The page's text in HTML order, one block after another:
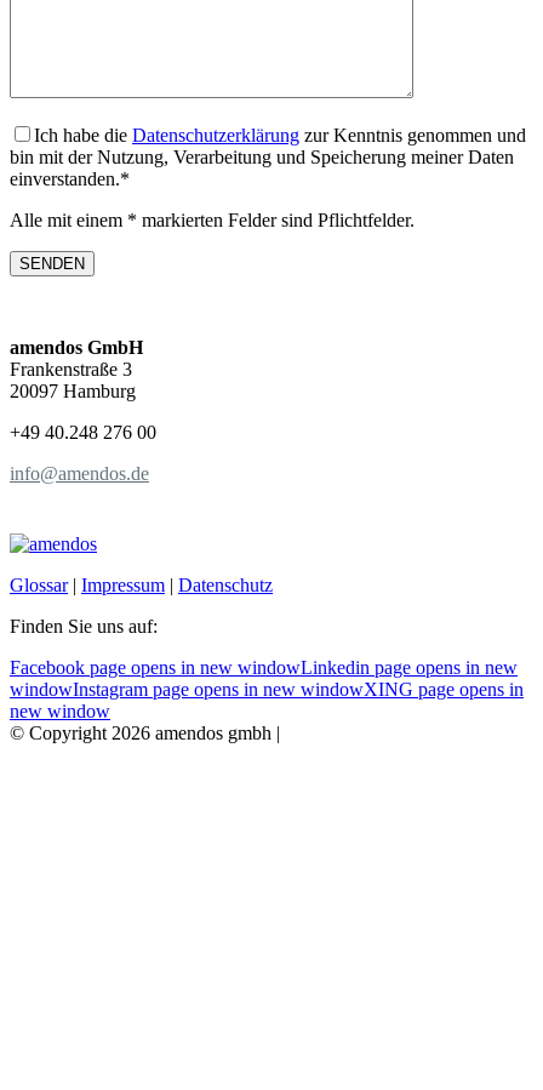
Ich habe die Datenschutzerklärung zur Kenntnis genommen und
bin mit der Nutzung, Verarbeitung und Speicherung meiner Daten
einverstanden.*
Alle mit einem * markierten Felder sind Pflichtfelder.
amendos GmbH
Frankenstraße 3
20097 Hamburg
+49 40.248 276 00
info@amendos.de
Glossar| Impressum
Datenschutz
Finden Sie uns auf:
Facebook page opens in new windowLinkedin page opens in new
windowInstagram page opens in new windowXING page opens in
new window
© Copyright 2026 amendos gmbh |